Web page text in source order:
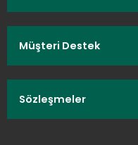
Müşteri Destek
Sözleşmeler